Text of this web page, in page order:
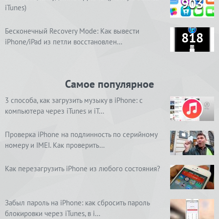
iTunes)
903
Бесконечный Recovery Mode: Как вывести
iPhone/iPad из петли восстановлен…
818
Самое популярное
3 способа, как загрузить музыку в iPhone: с
компьютера через iTunes и iT…
Проверка iPhone на подлинность по серийному
номеру и IMEI. Как проверить…
Как перезагрузить iPhone из любого состояния?
Забыл пароль на iPhone: как сбросить пароль
блокировки через iTunes, в i…